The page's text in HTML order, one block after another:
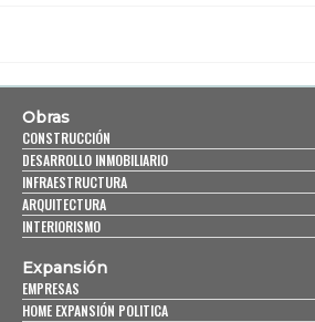
Obras
CONSTRUCCIÓN
DESARROLLO INMOBILIARIO
INFRAESTRUCTURA
ARQUITECTURA
INTERIORISMO
Expansión
EMPRESAS
HOME EXPANSIÓN POLITICA